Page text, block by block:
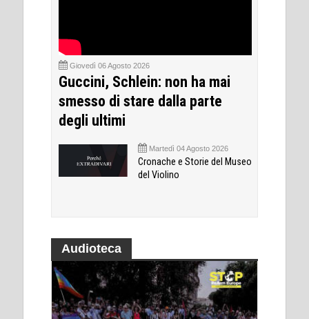
Giovedì 06 Agosto 2026
Guccini, Schlein: non ha mai
smesso di stare dalla parte
degli ultimi
Martedì 04 Agosto 2026
Cronache e Storie del Museo
del Violino
Audioteca